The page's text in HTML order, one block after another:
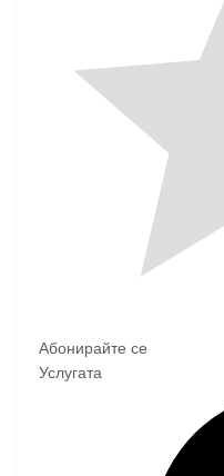
Абонирайте се
Услугата